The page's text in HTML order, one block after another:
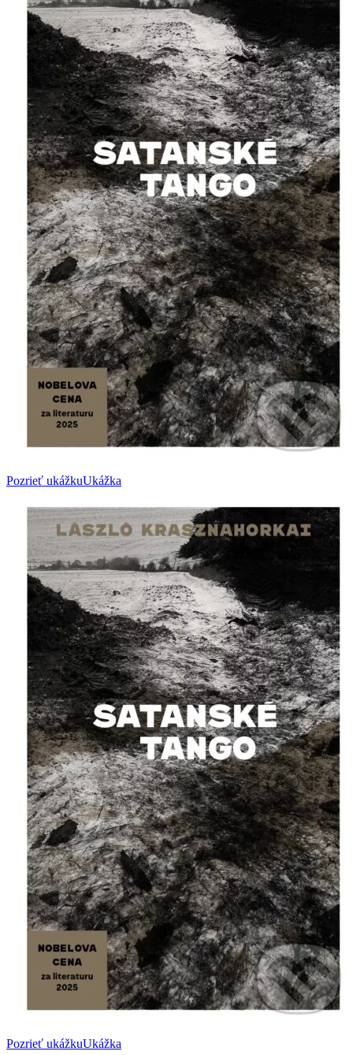
Pozrieť ukážkuUkážka
Pozrieť ukážkuUkážka